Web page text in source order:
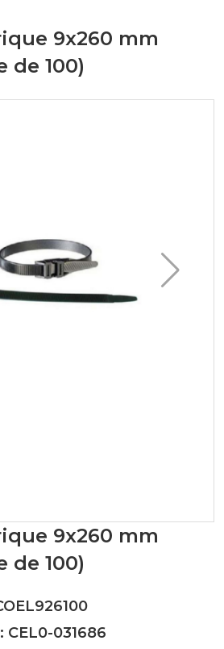
9x260 mm
de 100)
9x260 mm
de 100)
CEL0-031686